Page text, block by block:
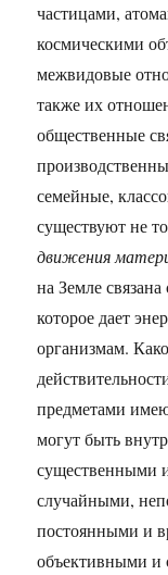
частицами,
космическими
межвидовые
также их
общественные
семейные,
существуют не
движения
на Земле
которое дает
организмам.
предметами
могут быть
существенными
случайными,
постоянными и
объективными и